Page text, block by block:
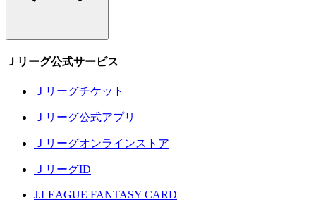
Ｊリーグ公式サービス
Ｊリーグチケット
Ｊリーグ公式アプリ
Ｊリーグオンラインストア
ＪリーグID
J.LEAGUE FANTASY CARD